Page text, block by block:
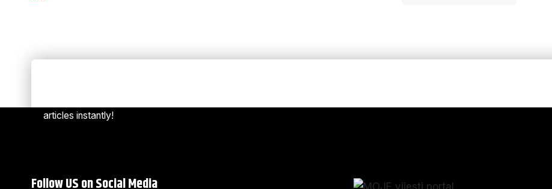
articles instantly!
Follow US on Social Media